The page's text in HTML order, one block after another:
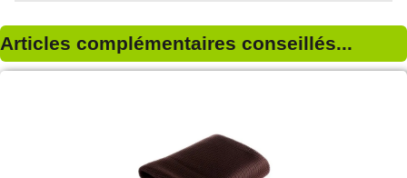
Articles complémentaires conseillés...